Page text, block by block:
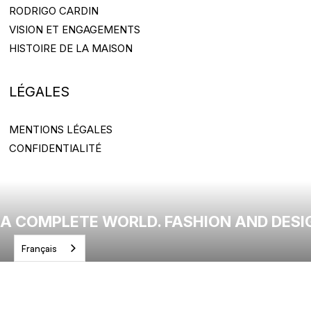
RODRIGO CARDIN
RODRIGO CARDIN
VISION ET ENGAGEMENTS
VISION ET ENGAGEMENTS
HISTOIRE DE LA MAISON
LÉGALES
MENTIONS LÉGALES
MENTIONS LÉGALES
CONFIDENTIALITÉ
A COMPLETE WORLD. FASHION AND
Français